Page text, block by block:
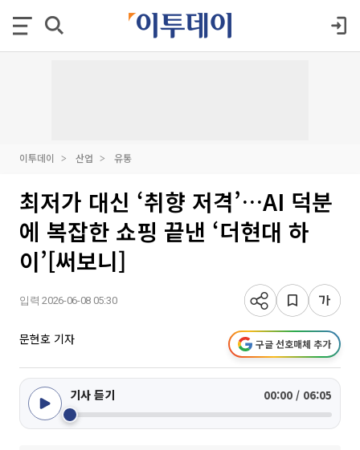
이투데이 산업 유통
최저가 대신 ‘취향 저격’…AI 덕분
에 복잡한 쇼핑 끝낸 ‘더현대 하
이’[써보니]
입력 2026-06-08 05:30
문현호 기자 구글 선호매체 추가
기사 듣기 00:00 / 06:05